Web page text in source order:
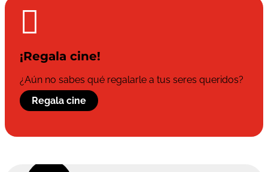

¡Regala cine!
¿Aún no sabes qué regalarle a tus seres queridos?
Regala cine